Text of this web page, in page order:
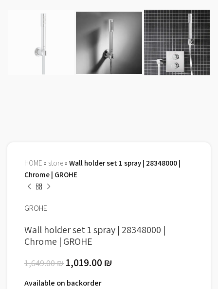
HOME » store» Wall holder set 1 spray | 28348000 |
Chrome | GROHE
GROHE
Wall holder set 1 spray | 28348000 |
Chrome | GROHE
1,649.00₪ 1,019.00 ₪
Available on backorder